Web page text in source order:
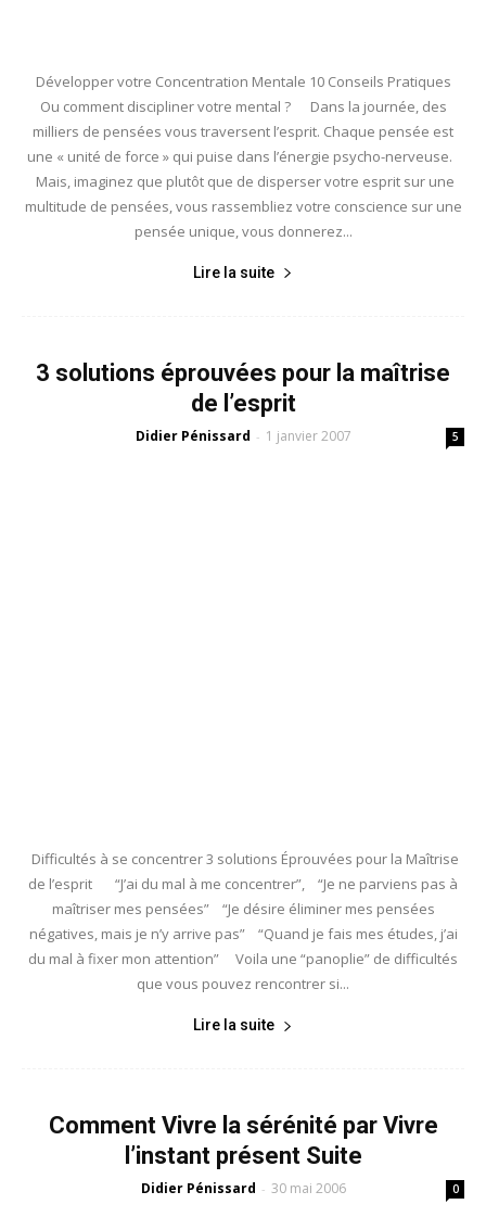
Développer votre Concentration Mentale 10 Conseils Pratiques
Ou comment discipliner votre mental ? Dans la journée, des
milliers de pensées vous traversent l’esprit. Chaque pensée est
une « unité de force » qui puise dans l’énergie psycho-nerveuse.
Mais, imaginez que plutôt que de disperser votre esprit sur une
multitude de pensées, vous rassembliez votre conscience sur une
pensée unique, vous donnerez...
Lire la suite
3 solutions éprouvées pour la maîtrise
de l’esprit
Didier Pénissard - 1 janvier 2007 5
Difficultés à se concentrer 3 solutions Éprouvées pour la Maîtrise
de l’esprit “J’ai du mal à me concentrer”, “Je ne parviens pas à
maîtriser mes pensées” “Je désire éliminer mes pensées
négatives, mais je n’y arrive pas” “Quand je fais mes études, j’ai
du mal à fixer mon attention” Voila une “panoplie” de difficultés
que vous pouvez rencontrer si...
Lire la suite
Comment Vivre la sérénité par Vivre
l’instant présent Suite
Didier Pénissard - 30 mai 2006 0